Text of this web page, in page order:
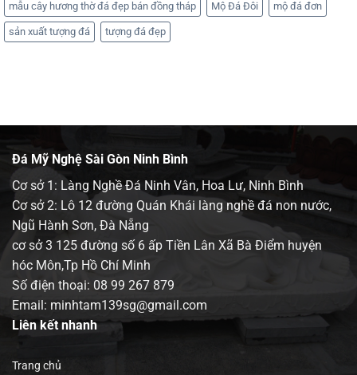
mẫu cây hương thờ đá đẹp bán đồng tháp Mộ Đá Đôi mộ đá đơn
sản xuất tượng đá tượng đá đẹp
Đá Mỹ Nghệ Sài Gòn Ninh Bình
Cơ sở 1: Làng Nghề Đá Ninh Vân, Hoa Lư, Ninh Bình
Cơ sở 2: Lô 12 đường Quán Khái làng nghề đá non nước,
Ngũ Hành Sơn, Đà Nẵng
cơ sở 3 125 đường số 6 ấp Tiền Lân Xã Bà Điểm huyện
hóc Môn,Tp Hồ Chí Minh
Số điện thoại: 08 99 267 879
Email: minhtam139sg@gmail.com
Liên kết nhanh
Trang chủ